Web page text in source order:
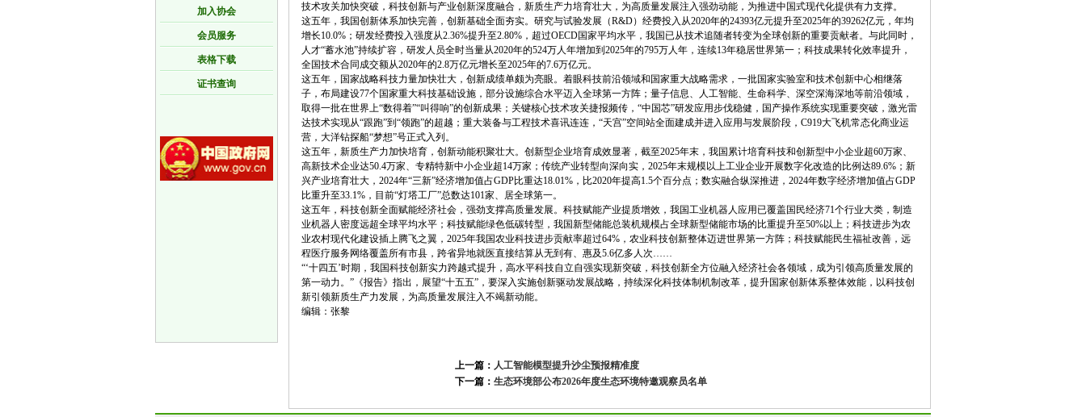
加入协会
会员服务
表格下载
证书查询
技术攻关加快突破，科技创新与产业创新深度融合，新质生产力培育壮大，为高质量发展注入强劲动能，为推进中国式现代化提供有力支撑。
这五年，我国创新体系加快完善，创新基础全面夯实。研究与试验发展（R&D）经费投入从2020年的24393亿元提升至2025年的39262亿元，年均
增长10.0%；研发经费投入强度从2.36%提升至2.80%，超过OECD国家平均水平，我国已从技术追随者转变为全球创新的重要贡献者。与此同时，
人才“蓄水池”持续扩容，研发人员全时当量从2020年的524万人年增加到2025年的795万人年，连续13年稳居世界第一；科技成果转化效率提升，
全国技术合同成交额从2020年的2.8万亿元增长至2025年的7.6万亿元。
这五年，国家战略科技力量加快壮大，创新成绩单颇为亮眼。着眼科技前沿领域和国家重大战略需求，一批国家实验室和技术创新中心相继落
子，布局建设77个国家重大科技基础设施，部分设施综合水平迈入全球第一方阵；量子信息、人工智能、生命科学、深空深海深地等前沿领域，
取得一批在世界上“数得着”“叫得响”的创新成果；关键核心技术攻关捷报频传，“中国芯”研发应用步伐稳健，国产操作系统实现重要突破，激光雷
达技术实现从“跟跑”到“领跑”的超越；重大装备与工程技术喜讯连连，“天宫”空间站全面建成并进入应用与发展阶段，C919大飞机常态化商业运
营，大洋钻探船“梦想”号正式入列。
这五年，新质生产力加快培育，创新动能积聚壮大。创新型企业培育成效显著，截至2025年末，我国累计培育科技和创新型中小企业超60万家、
高新技术企业达50.4万家、专精特新中小企业超14万家；传统产业转型向深向实，2025年末规模以上工业企业开展数字化改造的比例达89.6%；新
兴产业培育壮大，2024年“三新”经济增加值占GDP比重达18.01%，比2020年提高1.5个百分点；数实融合纵深推进，2024年数字经济增加值占GDP
比重升至33.1%，目前“灯塔工厂”总数达101家、居全球第一。
这五年，科技创新全面赋能经济社会，强劲支撑高质量发展。科技赋能产业提质增效，我国工业机器人应用已覆盖国民经济71个行业大类，制造
业机器人密度远超全球平均水平；科技赋能绿色低碳转型，我国新型储能总装机规模占全球新型储能市场的比重提升至50%以上；科技进步为农
业农村现代化建设插上腾飞之翼，2025年我国农业科技进步贡献率超过64%，农业科技创新整体迈进世界第一方阵；科技赋能民生福祉改善，远
程医疗服务网络覆盖所有市县，跨省异地就医直接结算从无到有、惠及5.6亿多人次……
“‘十四五’时期，我国科技创新实力跨越式提升，高水平科技自立自强实现新突破，科技创新全方位融入经济社会各领域，成为引领高质量发展的
第一动力。”《报告》指出，展望“十五五”，要深入实施创新驱动发展战略，持续深化科技体制机制改革，提升国家创新体系整体效能，以科技创
新引领新质生产力发展，为高质量发展注入不竭新动能。
编辑：张黎
上一篇： 人工智能模型提升沙尘预报精准度
下一篇： 生态环境部公布2026年度生态环境特邀观察员名单